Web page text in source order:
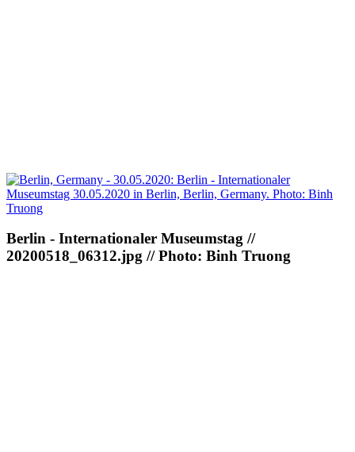
Berlin - Internationaler Museumstag //
20200518_06312.jpg // Photo: Binh Truong